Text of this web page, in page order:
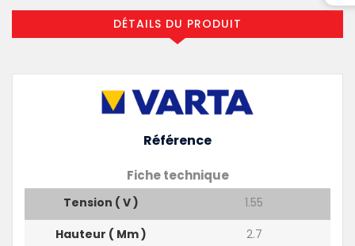
DÉTAILS DU PRODUIT
Référence
Fiche technique
Tension ( V )
1.55
Hauteur ( Mm )
2.7